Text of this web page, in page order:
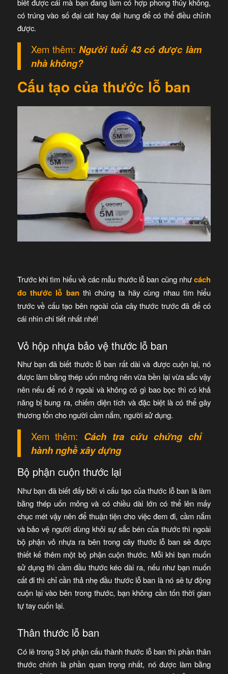
biết được cái mà bạn đang làm có hợp phong thủy không,
có trúng vào số đại cát hay đại hung để có thể điều chỉnh
được.
Xem thêm:Người tuổi 43 có được làm
nhà không?
Cấu tạo của thước lỗ ban
Trước khi tìm hiểu về các mẫu thước lỗ ban cũng nhưcách
đo thước lỗ banthì chúng ta hãy cùng nhau tìm hiểu
trước về cấu tạo bên ngoài của cây thước trước đã để có
cái nhìn chi tiết nhất nhé!
Vỏ hộp nhựa bảo vệ thước lỗ ban
Như bạn đã biết thước lỗ ban rất dài và được cuộn lại, nó
được làm bằng thép uốn mỏng nên vừa bền lại vừa sắc vậy
nên nếu để nó ở ngoài và không có gì bao bọc thì có khả
năng bị bung ra, chiếm diện tích và đặc biệt là có thể gây
thương tổn cho người cầm nắm, người sử dụng.
Xem thêm: Cách tra cứu chứng chỉ
hành nghề xây dựng
Bộ phận cuộn thước lại
Như bạn đã biết đấy bởi vì cấu tạo của thước lỗ ban là làm
bằng thép uốn mỏng và có chiều dài lớn có thể lên mấy
chục mét vậy nên để thuận tiện cho việc đem đi, cầm nắm
và bảo vệ người dùng khỏi sự sắc bén của thước thì ngoài
bộ phận vỏ nhựa ra bên trong cây thước lỗ ban sẽ được
thiết kế thêm một bộ phận cuộn thước. Mỗi khi bạn muốn
sử dụng thì cầm đầu thước kéo dài ra, nếu như bạn muốn
cất đi thì chỉ cần thả nhẹ đầu thước lỗ ban là nó sẽ tự động
cuộn lại vào bên trong thước, bạn không cần tốn thời gian
tự tay cuốn lại.
Thân thước lỗ ban
Có lẽ trong 3 bộ phận cấu thành thước lỗ ban thì phần thân
thước chính là phần quan trọng nhất, nó được làm bằng